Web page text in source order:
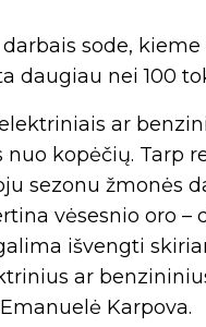
sode,
daugiau nei 100
ar
kopėčių. Tarp
sezonu žmonės
vėsesnio oro
išvengti
ar
Karpova.